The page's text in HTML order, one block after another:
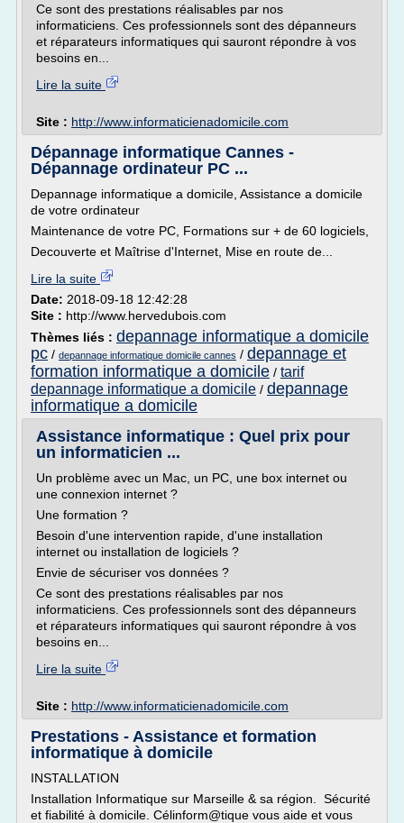
Ce sont des prestations réalisables par nos
informaticiens. Ces professionnels sont des dépanneurs
et réparateurs informatiques qui sauront répondre à vos
besoins en...
Lire la suite
Site : http://www.informaticienadomicile.com
Dépannage informatique Cannes -
Dépannage ordinateur PC ...
Depannage informatique a domicile, Assistance a domicile
de votre ordinateur
Maintenance de votre PC, Formations sur + de 60 logiciels,
Decouverte et Maîtrise d'Internet, Mise en route de...
Lire la suite
Date: 2018-09-18 12:42:28
Site : http://www.hervedubois.com
Thèmes liés : depannage informatique a domicile
pc / depannage informatique domicile cannes / depannage et
formation informatique a domicile / tarif
depannage informatique a domicile / depannage
informatique a domicile
Assistance informatique : Quel prix pour
un informaticien ...
Un problème avec un Mac, un PC, une box internet ou
une connexion internet ?
Une formation ?
Besoin d'une intervention rapide, d'une installation
internet ou installation de logiciels ?
Envie de sécuriser vos données ?
Ce sont des prestations réalisables par nos
informaticiens. Ces professionnels sont des dépanneurs
et réparateurs informatiques qui sauront répondre à vos
besoins en...
Lire la suite
Site : http://www.informaticienadomicile.com
Prestations - Assistance et formation
informatique à domicile
INSTALLATION
Installation Informatique sur Marseille & sa région. Sécurité
et fiabilité à domicile. Célinform@tique vous aide et vous